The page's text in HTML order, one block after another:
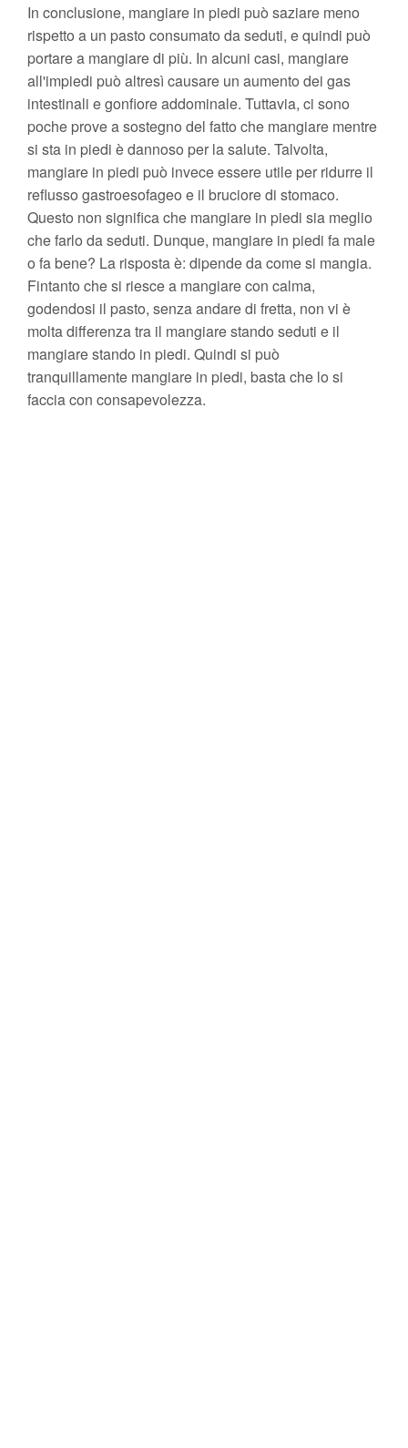
In conclusione, mangiare in piedi può saziare meno
rispetto a un pasto consumato da seduti, e quindi può
portare a mangiare di più. In alcuni casi, mangiare
all'impiedi può altresì causare un aumento dei gas
intestinali e gonfiore addominale. Tuttavia, ci sono
poche prove a sostegno del fatto che mangiare mentre
si sta in piedi è dannoso per la salute. Talvolta,
mangiare in piedi può invece essere utile per ridurre il
reflusso gastroesofageo e il bruciore di stomaco.
Questo non significa che mangiare in piedi sia meglio
che farlo da seduti. Dunque, mangiare in piedi fa male
o fa bene? La risposta è: dipende da come si mangia.
Fintanto che si riesce a mangiare con calma,
godendosi il pasto, senza andare di fretta, non vi è
molta differenza tra il mangiare stando seduti e il
mangiare stando in piedi. Quindi si può
tranquillamente mangiare in piedi, basta che lo si
faccia con consapevolezza.